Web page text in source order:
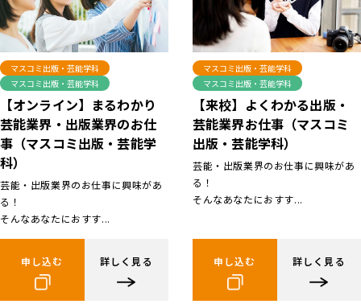
マスコミ出版・芸能学科
マスコミ出版・芸能学科
【オンライン】まるわかり
芸能業界・出版業界のお仕
事（マスコミ出版・芸能学
科）
芸能・出版業界のお仕事に興味があ
る！
そんなあなたにおすす...
申し込む 詳しく見る
マスコミ出版・芸能学科
マスコミ出版・芸能学科
【来校】よくわかる出版・
芸能業界お仕事（マスコミ
出版・芸能学科）
芸能・出版業界のお仕事に興味があ
る！
そんなあなたにおすす...
申し込む 詳しく見る